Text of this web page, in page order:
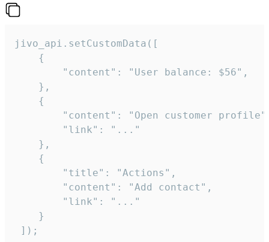
jivo_api.setCustomData([
    {
        "content": "User balance: $56",
    },
    {
"content": "Open customer
        "link": "..."
    },
    {
        "title": "Actions",
        "content": "Add contact",
        "link": "..."
    }
]);